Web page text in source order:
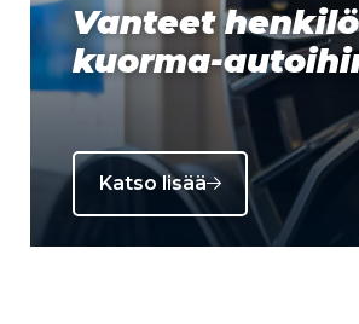
Vanteet
kuorma-
Katso lisää